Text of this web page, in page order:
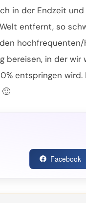
in der Endzeit
entfernt, so
bereisen, in der
entspringen
Facebook